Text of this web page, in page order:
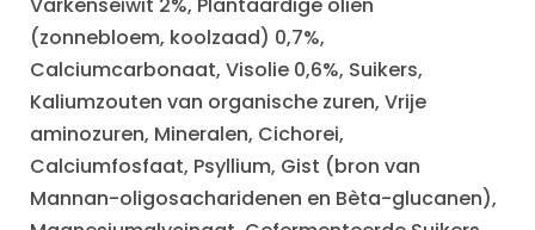
(zonnebloem, koolzaad) 0,7%,
Calciumcarbonaat, Visolie 0,6%, Suikers,
Kaliumzouten van organische zuren, Vrije
aminozuren, Mineralen, Cichorei,
Calciumfosfaat, Psyllium, Gist (bron van
Mannan-oligosacharidenen en Bèta-glucanen),